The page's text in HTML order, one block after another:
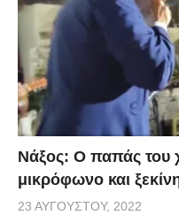
Νάξος: Ο παπάς του
μικρόφωνο και
23 ΑΥΓΟΎΣΤΟΥ, 2022